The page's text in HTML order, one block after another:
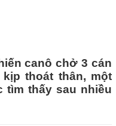
canô chở 3 cán
thoát thân, một
thấy sau nhiều